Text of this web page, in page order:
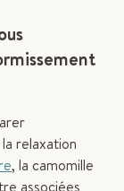
relaxation
, la camomille
associées